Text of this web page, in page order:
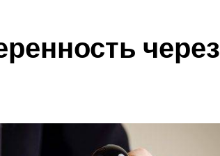
через